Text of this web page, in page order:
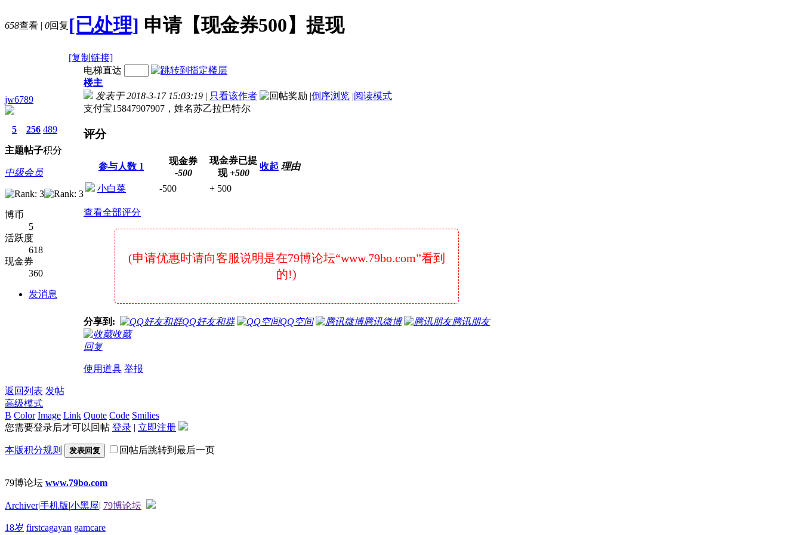
658查看 | 0回复 [已处理] 申请【现金券500】提现
[复制链接]
jw6789
5
主题
256
帖子
489
积分
中级会员
博币
5
活跃度
618
现金券
360
发消息
电梯直达
楼主
发表于 2018-3-17 15:03:19 | 只看该作者 |倒序浏览 |阅读模式
支付宝15847907907，姓名苏乙拉巴特尔
评分
参与人数 1
现金券
-500
现金券已提
现 +500
收起 理由
小白菜 -500 + 500
查看全部评分
(申请优惠时请向客服说明是在79博论坛“www.79bo.com”看到
的!)
分享到: QQ好友和群 QQ空间 腾讯微博
腾讯朋友
收藏
回复
使用道具 举报
返回列表 发帖
高级模式
B Color Image Link Quote Code Smilies
您需要登录后才可以回帖 登录 | 立即注册
本版积分规则 发表回复 回帖后跳转到最后一页
79博论坛 www.79bo.com
Archiver|手机版|小黑屋| 79博论坛
18岁 firstcagayan gamcare